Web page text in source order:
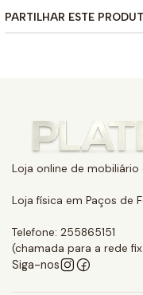
PARTILHAR ESTE
Loja online de mobiliário
Loja física em Paços de
Telefone: 255865151
(chamada para a rede
Siga-nos